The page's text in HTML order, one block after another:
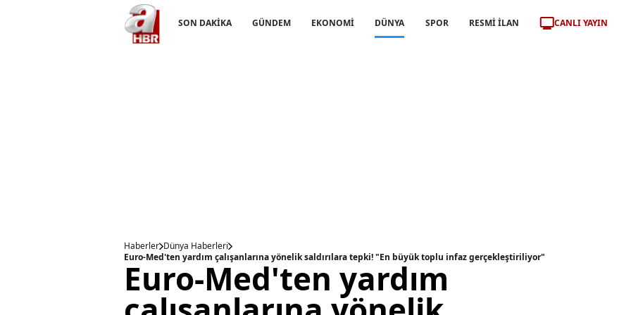
SON DAKİKA GÜNDEM EKONOMİ DÜNYA SPOR RESMİ İLAN CANLI YAYIN
Haberler Dünya Haberleri
Euro-Med'ten yardım çalışanlarına yönelik saldırılara tepki! "En büyük toplu infaz gerçekleştiriliyor"
Euro-Med'ten yardım